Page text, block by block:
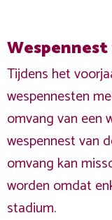
Tijdens het
wespennesten
omvang van een
wespennest van
omvang kan
worden omdat
stadium.